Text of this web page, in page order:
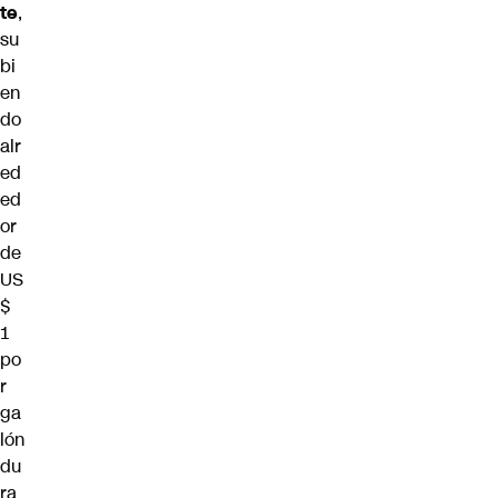
te,
su
bi
en
do
alr
ed
ed
or
de
US
$
1
po
r
ga
lón
du
ra